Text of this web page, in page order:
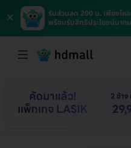
×
รับส่วนลด 200 บ. เพียงโ
พร้อมรับสิทธิประโยชน์มาก